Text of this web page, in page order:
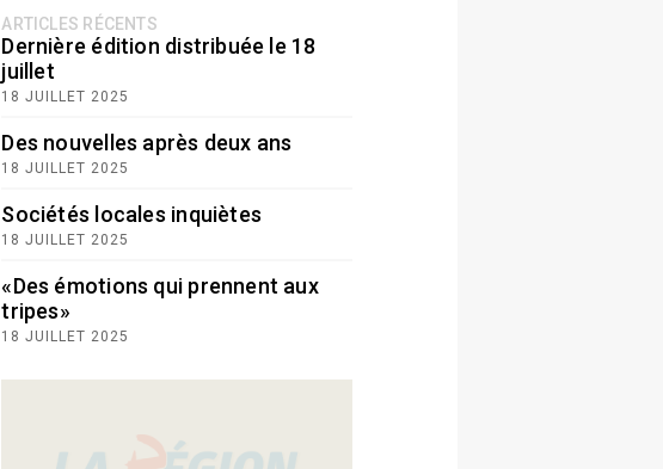
ARTICLES RÉCENTS
Dernière édition distribuée le 18
juillet
18 JUILLET 2025
Des nouvelles après deux ans
18 JUILLET 2025
Sociétés locales inquiètes
18 JUILLET 2025
«Des émotions qui prennent aux
tripes»
18 JUILLET 2025